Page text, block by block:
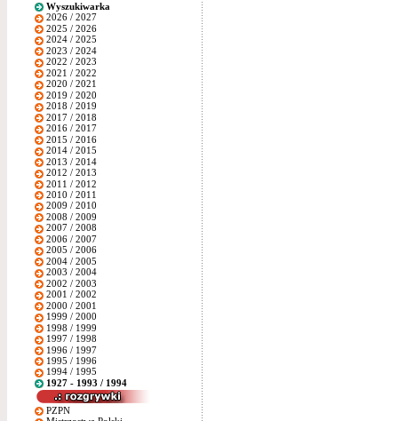
Wyszukiwarka
2026 / 2027
2025 / 2026
2024 / 2025
2023 / 2024
2022 / 2023
2021 / 2022
2020 / 2021
2019 / 2020
2018 / 2019
2017 / 2018
2016 / 2017
2015 / 2016
2014 / 2015
2013 / 2014
2012 / 2013
2011 / 2012
2010 / 2011
2009 / 2010
2008 / 2009
2007 / 2008
2006 / 2007
2005 / 2006
2004 / 2005
2003 / 2004
2002 / 2003
2001 / 2002
2000 / 2001
1999 / 2000
1998 / 1999
1997 / 1998
1996 / 1997
1995 / 1996
1994 / 1995
1927 - 1993 / 1994
PZPN